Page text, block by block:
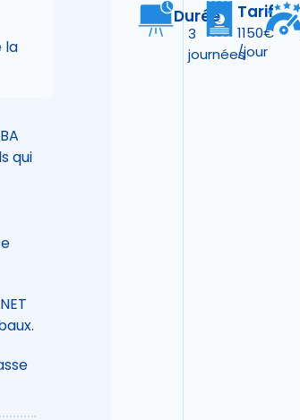
la
qui
Durée
3
journées
Tarif
1150€
/jour